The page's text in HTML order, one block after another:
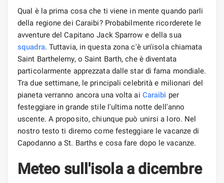
Qual è la prima cosa che ti viene in mente quando parli
della regione dei Caraibi? Probabilmente ricorderete le
avventure del Capitano Jack Sparrow e della sua
squadra. Tuttavia, in questa zona c'è un'isola chiamata
Saint Barthelemy, o Saint Barth, che è diventata
particolarmente apprezzata dalle star di fama mondiale.
Tra due settimane, le principali celebrità e milionari del
pianeta verranno ancora una volta ai Caraibi per
festeggiare in grande stile l'ultima notte dell'anno
uscente. A proposito, chiunque può unirsi a loro. Nel
nostro testo ti diremo come festeggiare le vacanze di
Capodanno a St. Barths e cosa fare dopo le vacanze.
Meteo sull'isola a dicembre